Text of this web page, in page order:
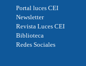
Portal luces CEI
Newsletter
Revista Luces CEI
Biblioteca
Redes Sociales